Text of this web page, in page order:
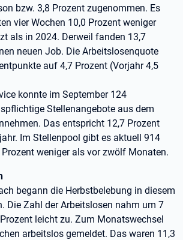
bzw. 3,8 Prozent zugenommen. Es
vier Wochen 10,0 Prozent weniger
als in 2024. Derweil fanden 13,7
neuen Job. Die Arbeitslosenquote
auf 4,7 Prozent (Vorjahr 4,5
konnte im September 124
Stellenangebote aus dem
Das entspricht 12,7 Prozent
Im Stellenpool gibt es aktuell 914
weniger als vor zwölf Monaten.
begann die Herbstbelebung in diesem
Die Zahl der Arbeitslosen nahm um 7
leicht zu. Zum Monatswechsel
arbeitslos gemeldet. Das waren 11,3